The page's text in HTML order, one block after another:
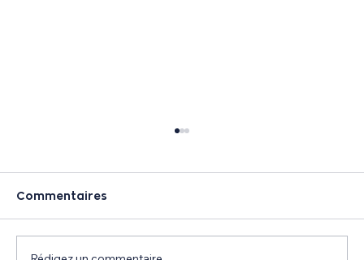
Commentaires